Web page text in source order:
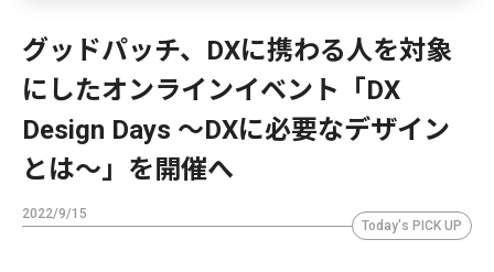
グッドパッチ、DXに携わる人を対象
にしたオンラインイベント「DX
Design Days 〜DXに必要なデザイン
とは〜」を開催へ
2022/9/15
Today's PICK UP